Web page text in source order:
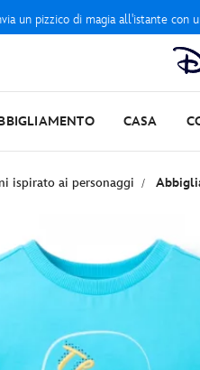
un pizzico di magia all'istante
CASA
ispirato ai personaggi